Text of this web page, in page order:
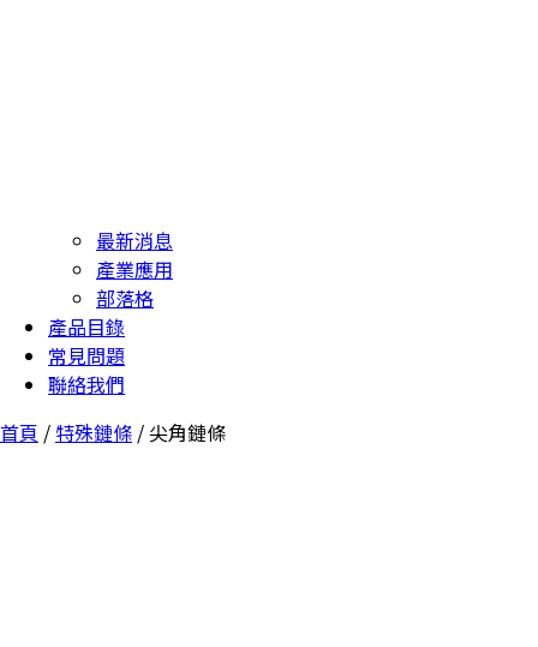
最新消息
產業應用
部落格
產品目錄
常見問題
聯絡我們
首頁 / 特殊鏈條 / 尖角鏈條